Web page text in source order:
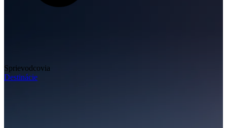
Sprievodcovia
Destinácie